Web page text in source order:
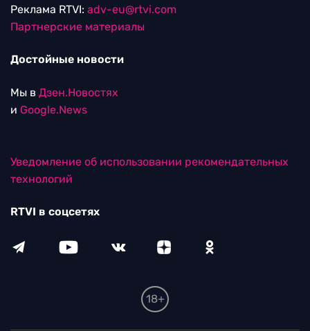
Реклама RTVI: adv-eu@rtvi.com
Партнерские материалы
Достойные новости
Мы в Дзен.Новостях
и Google.News
Уведомление об использовании рекомендательных
технологий
RTVI в соцсетях
18+